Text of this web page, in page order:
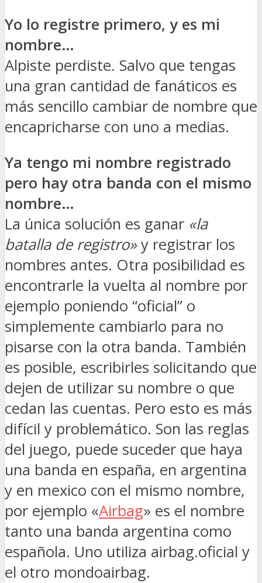
Yo lo registre primero, y es mi
nombre…
Alpiste perdiste. Salvo que tengas
una gran cantidad de fanáticos es
más sencillo cambiar de nombre que
encapricharse con uno a medias.
Ya tengo mi nombre registrado
pero hay otra banda con el mismo
nombre…
La única solución es ganar «la
batalla de registro»y registrar los
nombres antes. Otra posibilidad es
encontrarle la vuelta al nombre por
ejemplo poniendo “oficial” o
simplemente cambiarlo para no
pisarse con la otra banda. También
es posible, escribirles solicitando que
dejen de utilizar su nombre o que
cedan las cuentas. Pero esto es más
difícil y problemático. Son las reglas
del juego, puede suceder que haya
una banda en españa, en argentina
y en mexico con el mismo nombre,
por ejemplo «Airbag» es el nombre
tanto una banda argentina como
española. Uno utiliza airbag.oficial y
el otro mondoairbag.